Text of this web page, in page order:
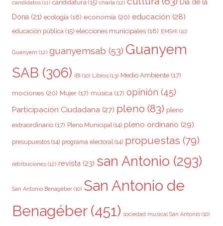
candidatos (11) candidatura (15) charla (12)
Día de la
Dona (21) ecología (18) economía (20) educación (28)
educación pública (15) elecciones municipales (18) EMSHI (10)
Guanyem (12) guanyemsab (53) Guanyem
SAB (306) IBI (10) Libros (13) Medio Ambiente (17)
mociones (20) Mujer (17) música (17) opinión (45)
Participación Ciudadana (27) pleno (83) pleno
extraordinario (17) Pleno Municipal(14) pleno ordinario (29)
presupuestos (14) programa electoral(14) propuestas (79)
retribuciones (12) revista (23) san Antonio (293)
San Antonio Benagéber (10) San Antonio de
Benagéber(451) sociedad musical San Antonio (10)